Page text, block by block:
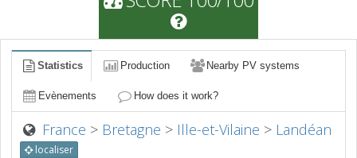
Statistics Production Nearby PV systems
Evènements How does it work?
France > Bretagne > Ille-et-Vilaine > Landéan
localiser